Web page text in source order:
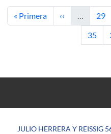
Primera página
« Primera Página anterior
‹‹ … 29
Página
35
JULIO HERRERA Y REISSIG